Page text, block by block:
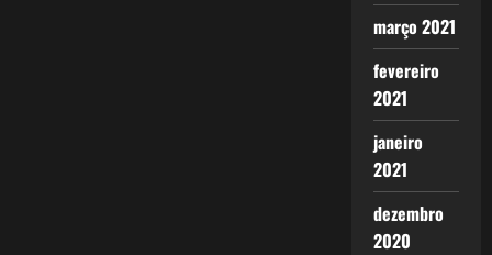
março 2021
fevereiro
2021
janeiro
2021
dezembro
2020